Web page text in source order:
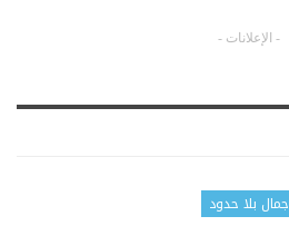
- الإعلانات -
جمال بلا حدود